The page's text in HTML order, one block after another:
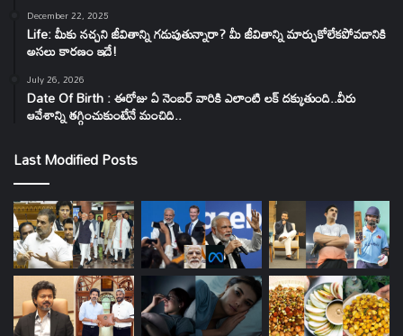
December 22, 2025
Life: మీకు నచ్చని జీవితాన్ని గడుపుతున్నారా? మీ జీవితాన్ని మార్చుకోలేకపోవడానికి
అసలు కారణం ఇదే!
July 26, 2026
Date Of Birth : ఈరోజు ఏ నెంబర్ వారికి ఎలాంటి లక్ దక్కుతుంది..వీరు
ఆవేశాన్ని తగ్గించుకుంటేనే మంచిది..
Last Modified Posts